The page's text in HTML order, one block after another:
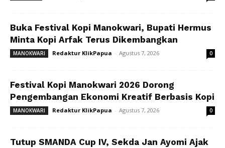
Buka Festival Kopi Manokwari, Bupati Hermus
Minta Kopi Arfak Terus Dikembangkan
MANOKWARI Redaktur KlikPapua - Agustus 7, 2026 0
Festival Kopi Manokwari 2026 Dorong
Pengembangan Ekonomi Kreatif Berbasis Kopi
MANOKWARI Redaktur KlikPapua - Agustus 7, 2026 0
Tutup SMANDA Cup IV, Sekda Jan Ayomi Ajak